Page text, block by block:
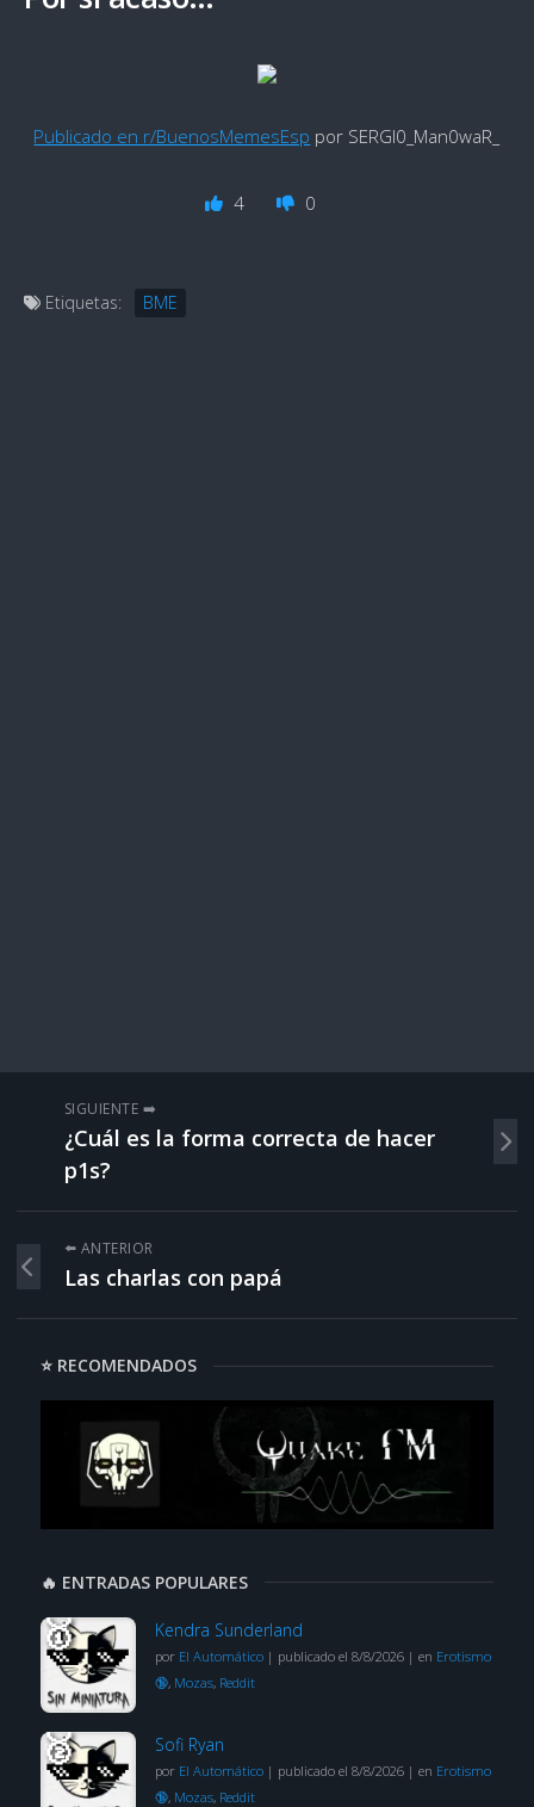
Publicado en r/BuenosMemesEsp por SERGI0_Man0waR_
4 0
Etiquetas: BME
SIGUIENTE ➡️
¿Cuál es la forma correcta de hacer
p1s?
⬅️ ANTERIOR
Las charlas con papá
⭐ RECOMENDADOS
🔥 ENTRADAS POPULARES
Kendra Sunderland
por El Automático| publicado el 8/8/2026| en Erotismo
🔞, Mozas, Reddit
Sofi Ryan
por El Automático| publicado el 8/8/2026| en Erotismo
🔞, Mozas, Reddit